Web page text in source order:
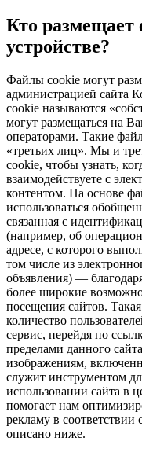
Кто
устройстве?
Файлы cookie могут
администрацией сайта
cookie называются
могут размещаться на
операторами. Такие
«третьих лиц». Мы и
cookie, чтобы узнать,
взаимодействуете с
контентом. На основе
использоваться
связанная с
(например, об
адресе, с которого
том числе из
объявления) —
более широкие
посещения сайтов.
количество
сервис, перейдя по
пределами данного
изображениям,
служит инструментом
использовании сайта в
помогает нам
рекламу в
описано ниже.